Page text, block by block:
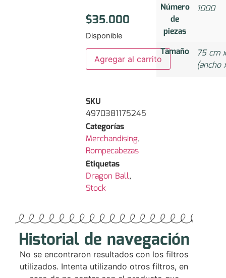
$35.000
Disponible
Agregar al carrito
SKU
4970381175245
Categorías
Merchandising,
Rompecabezas
Etiquetas
Dragon Ball,
Stock
Número
de
piezas
1000
Tamaño
75 cm
(ancho
Historial de navegación
No se encontraron resultados con los filtros
utilizados. Intenta utilizando otros filtros, en